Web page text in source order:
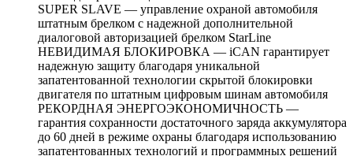
SUPER SLAVE — управление охраной автомобиля
штатным брелком с надежной дополнительной
диалоговой авторизацией брелком StarLine
НЕВИДИМАЯ БЛОКИРОВКА — iCAN гарантирует
надежную защиту благодаря уникальной
запатентованной технологии скрытой блокировки
двигателя по штатным цифровым шинам автомобиля
РЕКОРДНАЯ ЭНЕРГОЭКОНОМИЧНОСТЬ —
гарантия сохранности достаточного заряда аккумулятора
до 60 дней в режиме охраны благодаря использованию
запатентованных технологий и программных решений